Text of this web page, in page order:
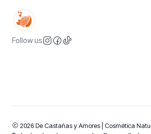
Follow us
2026 De Castañas y Amores | Cosmética